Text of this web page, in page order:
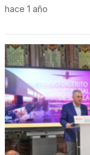
hace 1 año